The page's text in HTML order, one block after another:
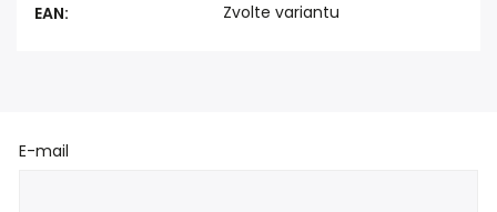
EAN: Zvolte variantu
E-mail